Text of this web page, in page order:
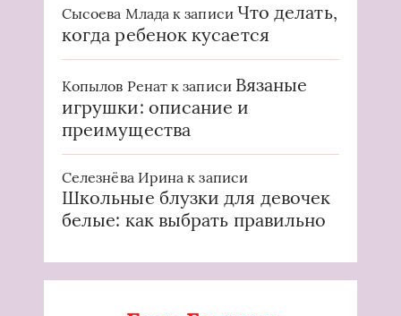
Сысоева Млада к записи Что делать,
когда ребенок кусается
Копылов Ренат к записи Вязаные
игрушки: описание и
преимущества
Селезнёва Ирина к записи
Школьные блузки для девочек
белые: как выбрать правильно